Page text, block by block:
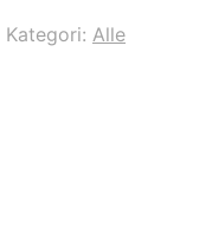
Kategori: Alle